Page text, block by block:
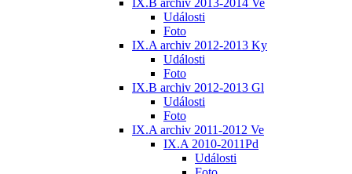
IX.B archiv 2013-2014 Ve
Události
Foto
IX.A archiv 2012-2013 Ky
Události
Foto
IX.B archiv 2012-2013 Gl
Události
Foto
IX.A archiv 2011-2012 Ve
IX.A 2010-2011Pd
Události